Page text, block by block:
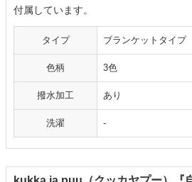
付属しています。
タイプ ブランケットタイプ
色柄 3色
撥水加工 あり
洗濯 -